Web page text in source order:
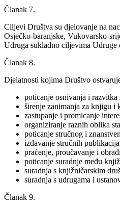
Članak 7.
Ciljevi Društva su djelovanje na
Osječko-baranjske, Vukovarsko-
Udruga sukladno ciljevima Udruge
Članak 8.
Djelatnosti kojima Društvo
poticanje osnivanja i
širenje zanimanja za knjigu i
zastupanje i promicanje
organiziranje raznih oblika
poticanje stručnog i
izdavanje stručnih
praćenje, proučavanje i
poticanje suradnje među
suradnja s knjižničarskim
suradnja s udrugama i
Članak 9.